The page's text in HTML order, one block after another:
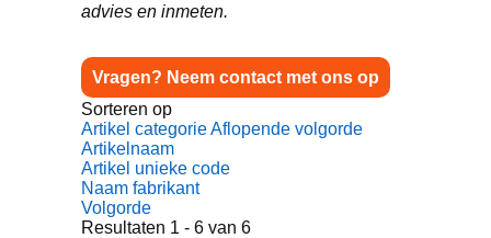
advies en inmeten.
Vragen? Neem contact met ons op
Sorteren op
Artikel categorie Aflopende volgorde
Artikelnaam
Artikel unieke code
Naam fabrikant
Volgorde
Resultaten 1 - 6 van 6